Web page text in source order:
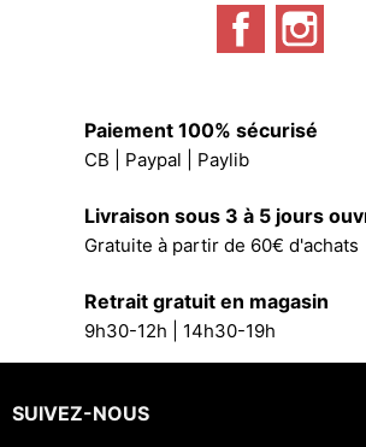
Facebook
Paiement 100% sécurisé
CB | Paypal | Paylib
Livraison sous 3 à 5 jours
Gratuite à partir de 60€ d'achats
Retrait gratuit en magasin
9h30-12h | 14h30-19h
SUIVEZ-NOUS